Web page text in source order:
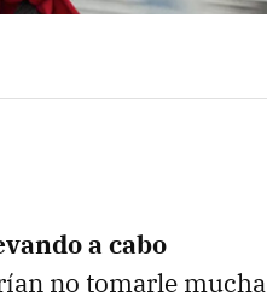
a cabo
no tomarle mucha